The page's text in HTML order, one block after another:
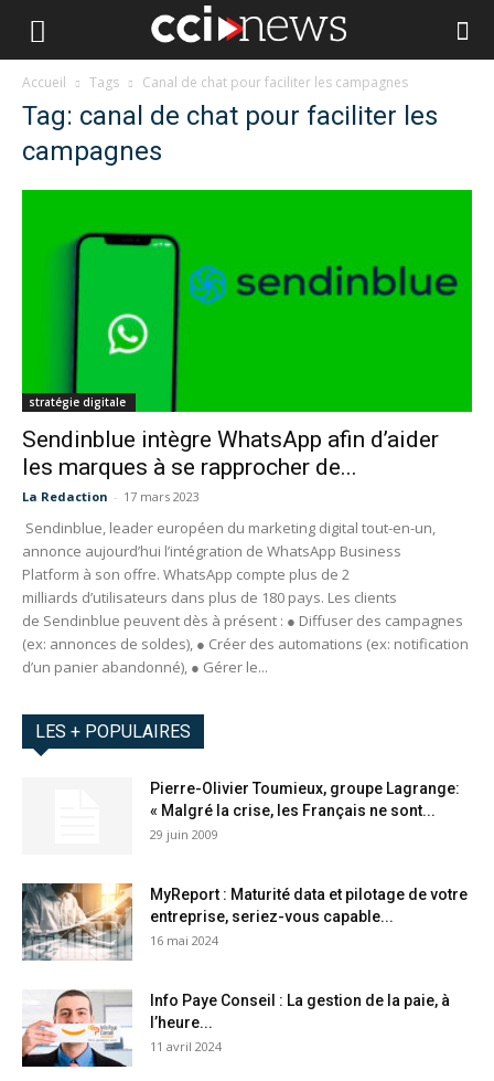
Accueil Tags Canal de chat pour faciliter les campagnes
Tag: canal de chat pour faciliter les
campagnes
stratégie digitale
Sendinblue intègre WhatsApp afin d’aider
les marques à se rapprocher de...
La Redaction - 17 mars 2023
Sendinblue, leader européen du marketing digital tout-en-un,
annonce aujourd’hui l’intégration de WhatsApp Business
Platform à son offre. WhatsApp compte plus de 2
milliards d’utilisateurs dans plus de 180 pays. Les clients
de Sendinblue peuvent dès à présent : ● Diffuser des campagnes
(ex: annonces de soldes), ● Créer des automations (ex: notification
d’un panier abandonné), ● Gérer le...
LES + POPULAIRES
Pierre-Olivier Toumieux, groupe Lagrange:
« Malgré la crise, les Français ne sont...
29 juin 2009
MyReport : Maturité data et pilotage de votre
entreprise, seriez-vous capable...
16 mai 2024
Info Paye Conseil : La gestion de la paie, à
l’heure...
11 avril 2024